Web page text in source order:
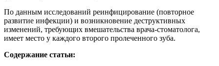
По данным исследований реинфицирование (повторное
развитие инфекции) и возникновение деструктивных
изменений, требующих вмешательства врача-стоматолога,
имеет место у каждого второго пролеченного зуба.
Содержание статьи: